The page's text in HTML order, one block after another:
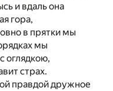
и вдаль она
гора,
в прятки мы
мы
оглядкою,
страх.
правдой дружное